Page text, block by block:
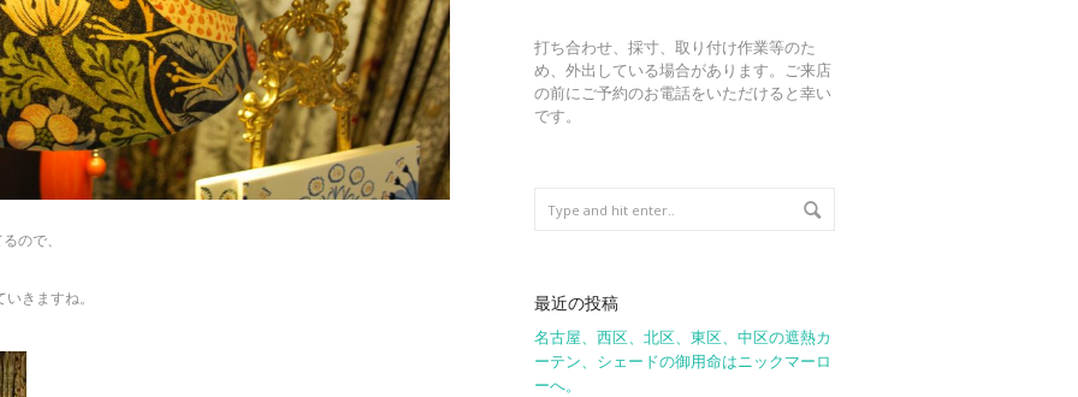
ので、
きますね。
打ち合わせ、採寸、取り付け作業等のた
め、外出している場合があります。ご来店
の前にご予約のお電話をいただけると幸い
です。
最近の投稿
名古屋、西区、北区、東区、中区の遮熱カ
ーテン、シェードの御用命はニックマーロ
ーへ。